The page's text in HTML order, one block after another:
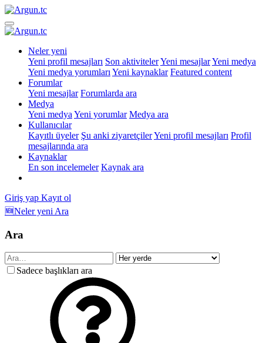
Neler yeni
Yeni profil mesajları Son aktivitelerYeni mesajlarYeni medya
Yeni medya yorumları Yeni kaynaklar Featured content
Forumlar
Yeni mesajlar Forumlarda ara
Medya
Yeni medya Yeni yorumlar Medya ara
Kullanıcılar
Kayıtlı üyeler Şu anki ziyaretçilerYeni profil mesajları Profil
mesajlarında ara
Kaynaklar
En son incelemeler Kaynak ara
Giriş yap Kayıt ol
🆕Neler yeni Ara
Ara
Sadece başlıkları ara